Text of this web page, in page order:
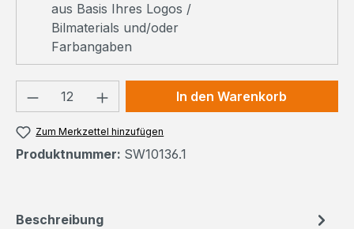
aus Basis Ihres Logos /
Bilmaterials und/oder
Farbangaben
Produkt Anzahl: Gib denIn den Warenkorb
Zum Merkzettel hinzufügen
Produktnummer: SW10136.1
Beschreibung